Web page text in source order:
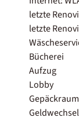
letzte
letzte
Bücherei
Aufzug
Lobby
Gepäckraum
Geldwechsel